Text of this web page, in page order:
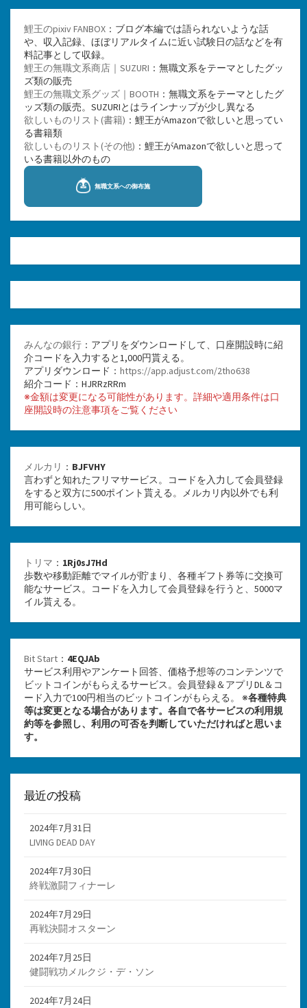
鯉王のpixiv FANBOX ：ブログ本編では語られないような話
や、収入記録、ほぼリアルタイムに近い試験日の話などを有
料記事として収録。
鯉王の無職文系商店｜SUZURI ：無職文系をテーマとしたグッ
ズ類の販売
鯉王の無職文系グッズ｜BOOTH ：無職文系をテーマとしたグ
ッズ類の販売。SUZURIとはラインナップが少し異なる
欲しいものリスト(書籍) ：鯉王がAmazonで欲しいと思ってい
る書籍類
欲しいものリスト(その他) ：鯉王がAmazonで欲しいと思って
いる書籍以外のもの
みんなの銀行 ：アプリをダウンロードして、口座開設時に紹
介コードを入力すると1,000円貰える。
アプリダウンロード： https://app.adjust.com/2tho638
紹介コード：HJRRzRRm
※金額は変更になる可能性があります。詳細や適用条件は口
座開設時の注意事項をご覧ください
メルカリ ： BJFVHY
言わずと知れたフリマサービス。コードを入力して会員登録
をすると双方に500ポイント貰える。メルカリ内以外でも利
用可能らしい。
トリマ ： 1Rj0sJ7Hd
歩数や移動距離でマイルが貯まり、各種ギフト券等に交換可
能なサービス。コードを入力して会員登録を行うと、5000マ
イル貰える。
Bit Start ： 4EQJAb
サービス利用やアンケート回答、価格予想等のコンテンツで
ビットコインがもらえるサービス。会員登録＆アプリDL＆コ
ード入力で100円相当のビットコインがもらえる。 ※各種特典
等は変更となる場合があります。各自で各サービスの利用規
約等を参照し、利用の可否を判断していただければと思いま
す。
最近の投稿
2024年7月31日
LIVING DEAD DAY
2024年7月30日
終戦激闘フィナーレ
2024年7月29日
再戦決闘オスターン
2024年7月25日
健闘戦功メルクジ・デ・ソン
2024年7月24日